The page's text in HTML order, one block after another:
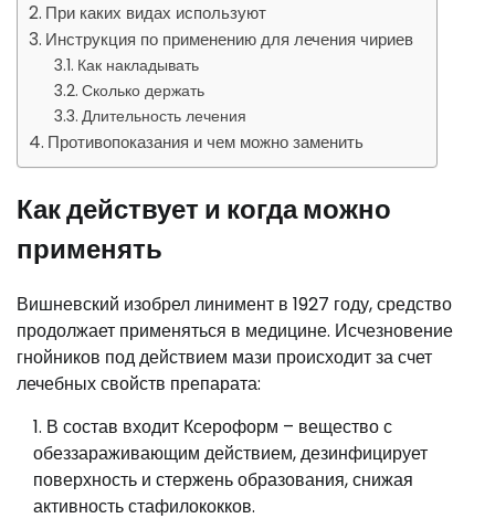
При каких видах используют
Инструкция по применению для лечения чириев
Как накладывать
Сколько держать
Длительность лечения
Противопоказания и чем можно заменить
Как действует и когда можно
применять
Вишневский изобрел линимент в 1927 году, средство
продолжает применяться в медицине. Исчезновение
гнойников под действием мази происходит за счет
лечебных свойств препарата:
В состав входит Ксероформ – вещество с
обеззараживающим действием, дезинфицирует
поверхность и стержень образования, снижая
активность стафилококков.